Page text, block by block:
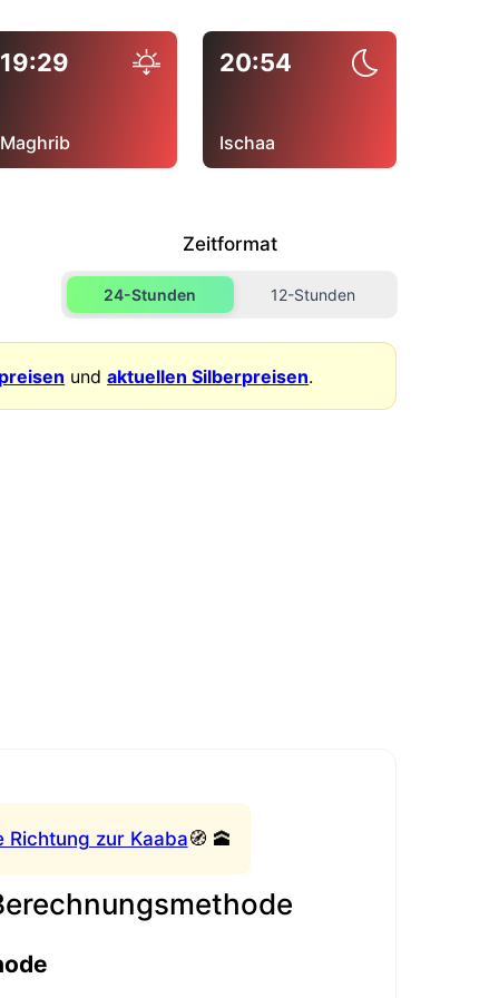
19:29
Maghrib
20:54
Ischaa
Zeitformat
24-Stunden 12-Stunden
undaktuellen Silberpreisen.
Richtung zur Kaaba🧭 🕋